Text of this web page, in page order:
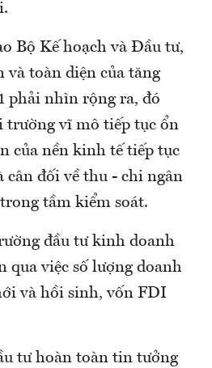
Bộ Kế hoạch và Đầu tư,
và toàn diện của tăng
phải nhìn rộng ra, đó
trường vĩ mô tiếp tục ổn
của nền kinh tế tiếp tục
cân đối về thu - chi ngân
tầm kiểm soát.
đầu tư kinh doanh
qua việc số lượng doanh
và hồi sinh, vốn FDI
tư hoàn toàn tin tưởng